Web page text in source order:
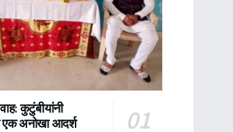
कुटुंबीयांनी
एक अनोखा आदर्श